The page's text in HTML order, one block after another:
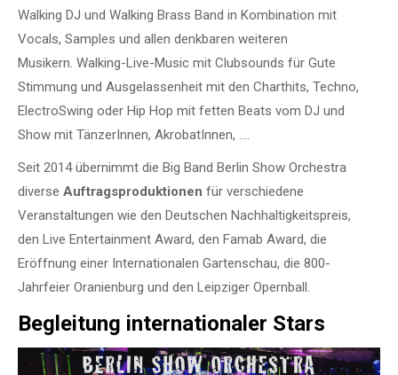
Walking DJ und Walking Brass Band in Kombination mit
Vocals, Samples und allen denkbaren weiteren
Musikern. Walking-Live-Music mit Clubsounds für Gute
Stimmung und Ausgelassenheit mit den Charthits, Techno,
ElectroSwing oder Hip Hop mit fetten Beats vom DJ und
Show mit TänzerInnen, AkrobatInnen, ….
Seit 2014 übernimmt die Big Band Berlin Show Orchestra
diverse Auftragsproduktionen für verschiedene
Veranstaltungen wie den Deutschen Nachhaltigkeitspreis,
den Live Entertainment Award, den Famab Award, die
Eröffnung einer Internationalen Gartenschau, die 800-
Jahrfeier Oranienburg und den Leipziger Opernball.
Begleitung internationaler Stars